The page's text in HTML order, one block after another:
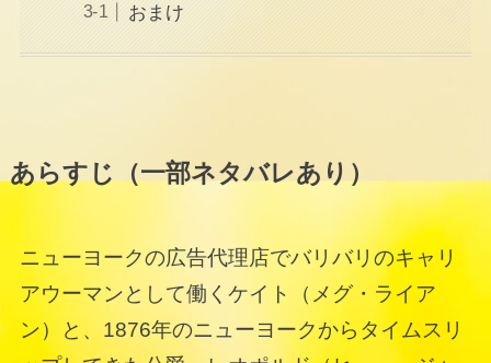
おまけ
あらすじ（一部ネタバレあり）
ニューヨークの広告代理店でバリバリのキャリ
アウーマンとして働くケイト（メグ・ライア
ン）と、1876年のニューヨークからタイムスリ